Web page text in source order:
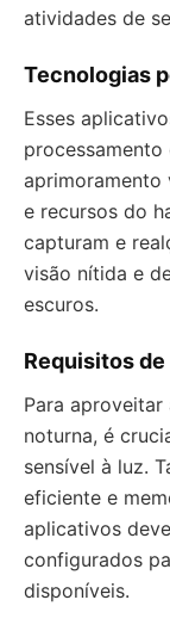
atividades de
Tecnologias
Esses
aprimoramento
e recursos do
capturam e
visão nítida e
escuros.
Requisitos
Para
noturna, é
sensível à luz.
eficiente e
aplicativos
configurados
disponíveis.